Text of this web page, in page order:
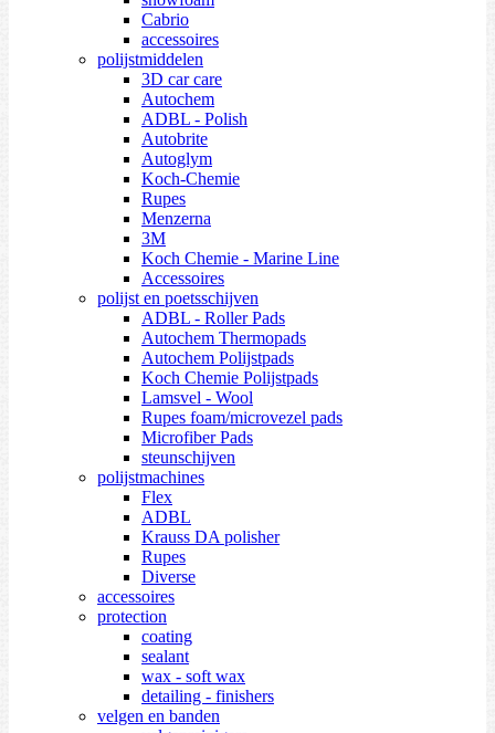
Cabrio
accessoires
polijstmiddelen
3D car care
Autochem
ADBL - Polish
Autobrite
Autoglym
Koch-Chemie
Rupes
Menzerna
3M
Koch Chemie - Marine Line
Accessoires
polijst en poetsschijven
ADBL - Roller Pads
Autochem Thermopads
Autochem Polijstpads
Koch Chemie Polijstpads
Lamsvel - Wool
Rupes foam/microvezel pads
Microfiber Pads
steunschijven
polijstmachines
Flex
ADBL
Krauss DA polisher
Rupes
Diverse
accessoires
protection
coating
sealant
wax - soft wax
detailing - finishers
velgen en banden